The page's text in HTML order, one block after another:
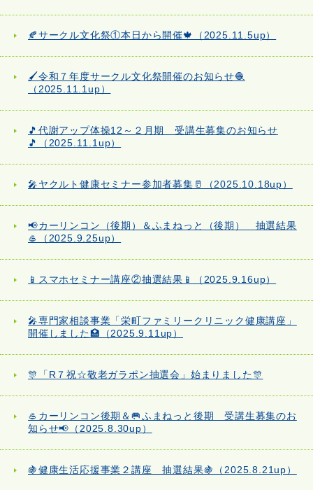
🍂サークル文化祭①本日から開催🍁（2025.11.5up）
🖌️令和７年度サークル文化祭開催のお知らせ🧶
（2025.11.1up）
🎵代謝アップ体操12～２月期 受講生募集のお知らせ
🎵（2025.11.1up）
🎤ヤクルト健康セミナー参加者募集🥛（2025.10.18up）
📢カーリンコン（後期）＆ふまねっと（後期） 抽選結果
🥌（2025.9.25up）
📱スマホセミナー講座②抽選結果📱（2025.9.16up）
🎤専門家相談事業「栄町ファミリークリニック健康講座」
開催しました🏥（2025.9.11up）
🎊「R７祝☆敬老ガラポン抽選会」始まりました🎊
🥌カーリンコン後期＆🥅ふまねっと後期 受講生募集のお
知らせ📢（2025.8.30up）
🍇健康生活応援事業２講座 抽選結果🍇（2025.8.21up）